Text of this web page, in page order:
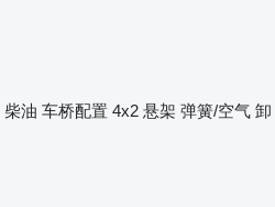
柴油 车桥配置 4x2 悬架 弹簧/空气 卸